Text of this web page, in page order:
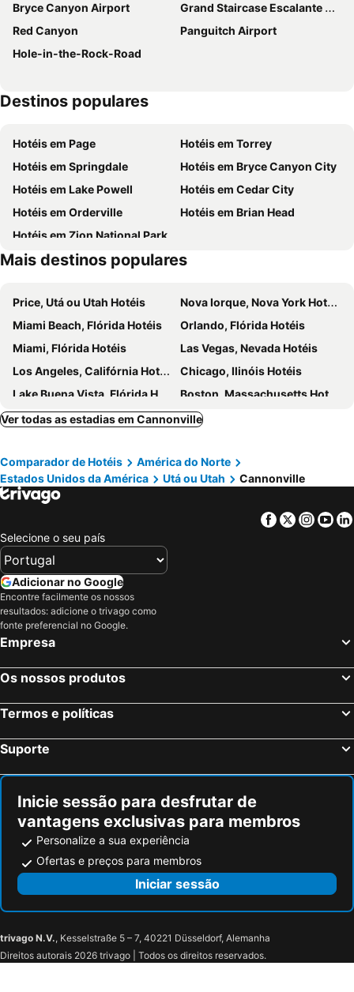
Bryce Canyon Airport
Grand Staircase Escalante National Monument
Red Canyon
Panguitch Airport
Hole-in-the-Rock-Road
Destinos populares
Hotéis em Page
Hotéis em Torrey
Hotéis em Springdale
Hotéis em Bryce Canyon City
Hotéis em Lake Powell
Hotéis em Cedar City
Hotéis em Orderville
Hotéis em Brian Head
Hotéis em Zion National Park
Mais destinos populares
Price, Utá ou Utah Hotéis
Nova Iorque, Nova York Hotéis
Miami Beach, Flórida Hotéis
Orlando, Flórida Hotéis
Miami, Flórida Hotéis
Las Vegas, Nevada Hotéis
Los Angeles, Califórnia Hotéis
Chicago, Ilinóis Hotéis
Lake Buena Vista, Flórida Hotéis
Boston, Massachusetts Hotéis
Ver todas as estadias em Cannonville
Comparador de Hotéis
América do Norte
Estados Unidos da América
Utá ou Utah Cannonville
Facebook
Twitter
Selecione o seu país
Adicionar no Google
Encontre facilmente os nossos
resultados: adicione o trivago como
fonte preferencial no Google.
Empresa
Os nossos produtos
Termos e políticas
Suporte
Inicie sessão para desfrutar de
vantagens exclusivas para membros
Personalize a sua experiência
Ofertas e preços para membros
Iniciar sessão
trivago N.V., Kesselstraße 5 – 7, 40221 Düsseldorf, Alemanha
Direitos autorais 2026 trivago | Todos os direitos reservados.